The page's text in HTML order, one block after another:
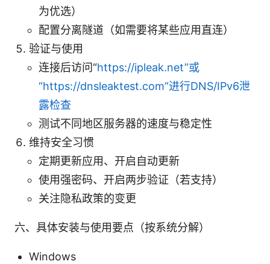
为优选）
配置分离隧道（如需要将某些应用直连）
验证与使用
连接后访问“https://ipleak.net”或
“https://dnsleaktest.com”进行DNS/IPv6泄
露检查
测试不同地区服务器的速度与稳定性
维持安全习惯
定期更新应用、开启自动更新
使用强密码、开启两步验证（若支持）
关注隐私政策的变更
六、具体安装与使用要点（按系统分解）
Windows